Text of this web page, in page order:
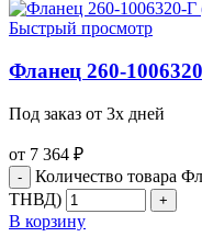
Быстрый просмотр
Фланец 260-
Под заказ от 3х дней
от 7 364 ₽
Количество товара
ТНВД)
В корзину